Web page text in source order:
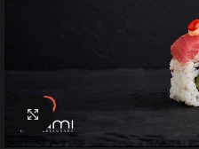
Klik for at forstørre